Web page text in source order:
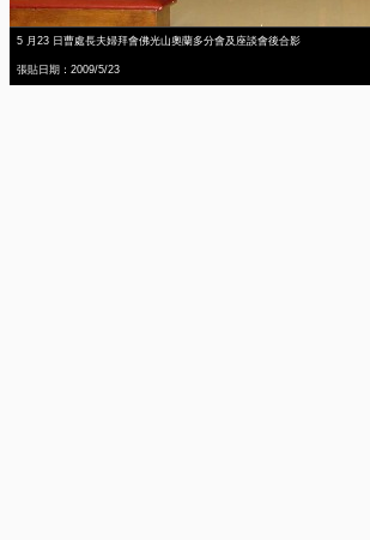
5 月23 日曹處長夫婦拜會佛光山奧蘭多分會及座談會後合影
張貼日期：2009/5/23